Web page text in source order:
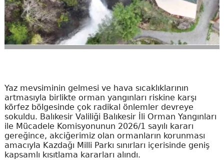
Yaz mevsiminin gelmesi ve hava sıcaklıklarının
artmasıyla birlikte orman yangınları riskine karşı
körfez bölgesinde çok radikal önlemler devreye
sokuldu. Balıkesir Valiliği Balıkesir İli Orman Yangınları
ile Mücadele Komisyonunun 2026/1 sayılı kararı
gereğince, akciğerimiz olan ormanların korunması
amacıyla Kazdağı Milli Parkı sınırları içerisinde geniş
kapsamlı kısıtlama kararları alındı.